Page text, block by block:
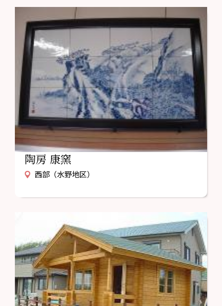
陶房 康窯
西部（水野地区）